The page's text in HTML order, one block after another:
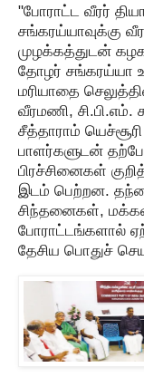
"போராட்ட வீரர்
சங்கரய்யாவுக்கு
முழக்கத்துடன்
தோழர் சங்கரய்யா
மரியாதை
வீரமணி, சி.பி.எம்.
சீத்தாராம்
பாளர்களுடன்
பிரச்சினைகள்
இடம் பெற்றன. தந்தை
சிந்தனைகள், மக்கள்
போராட்டங்களால்
தேசிய பொதுச்